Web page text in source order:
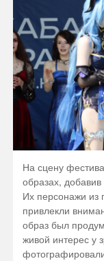
На сцену
образах,
Их персонажи из
привлекли
образ был
живой интерес у